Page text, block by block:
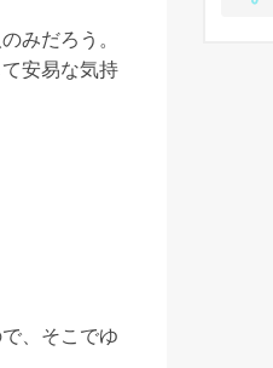
みだろう。
安易な気持
、そこでゆ